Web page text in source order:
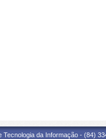
Tecnologia da Informação - (84)